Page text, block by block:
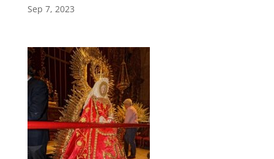
Sep 7, 2023